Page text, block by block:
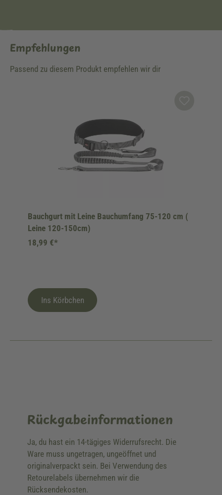
Empfehlungen
Passend zu diesem Produkt empfehlen wir dir
Bauchgurt mit Leine Bauchumfang 75-120 cm (
Leine 120-150cm)
18,99 €*
Ins Körbchen
Rückgabeinformationen
Ja, du hast ein 14-tägiges Widerrufsrecht. Die
Ware muss ungetragen, ungeöffnet und
originalverpackt sein. Bei Verwendung des
Retourelabels übernehmen wir die
Rücksendekosten.